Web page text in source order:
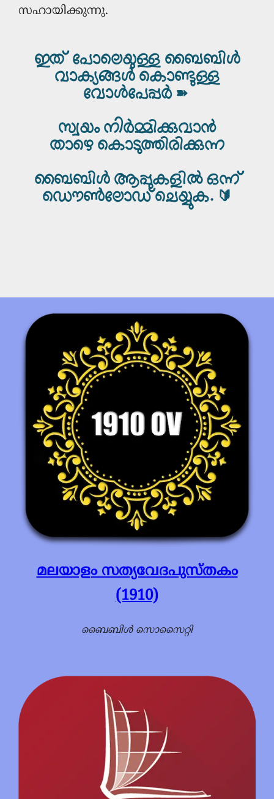
സഹായിക്കുന്നു.
ഇത് പോലെയുള്ള ബൈബിൾ
വാക്യങ്ങൾ കൊണ്ടുള്ള
വോൾപേപ്പർ ➽
സ്വയം നിർമ്മിക്കുവാൻ
താഴെ കൊടുത്തിരിക്കുന്ന
ബൈബിൾ ആപ്പുകളിൽ ഒന്ന്
ഡൌൺലോഡ് ചെയ്യുക. 🔰
മലയാളം സത്യവേദപുസ്തകം
(1910)
ബൈബിൾ സൊസൈറ്റി